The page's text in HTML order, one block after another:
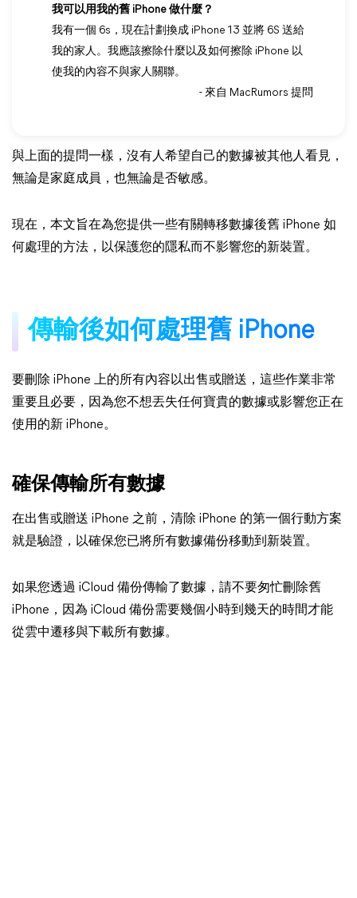
我可以用我的舊 iPhone 做什麼？
我有一個 6s，現在計劃換成 iPhone 13 並將 6S 送給
我的家人。我應該擦除什麼以及如何擦除 iPhone 以
使我的內容不與家人關聯。
- 來自 MacRumors 提問
與上面的提問一樣，沒有人希望自己的數據被其他人看見，
無論是家庭成員，也無論是否敏感。
現在，本文旨在為您提供一些有關轉移數據後舊 iPhone 如
何處理的方法，以保護您的隱私而不影響您的新裝置。
傳輸後如何處理舊 iPhone
要刪除 iPhone 上的所有內容以出售或贈送，這些作業非常
重要且必要，因為您不想丟失任何寶貴的數據或影響您正在
使用的新 iPhone。
確保傳輸所有數據
在出售或贈送 iPhone 之前，清除 iPhone 的第一個行動方案
就是驗證，以確保您已將所有數據備份移動到新裝置。
如果您透過 iCloud 備份傳輸了數據，請不要匆忙刪除舊
iPhone，因為 iCloud 備份需要幾個小時到幾天的時間才能
從雲中遷移與下載所有數據。